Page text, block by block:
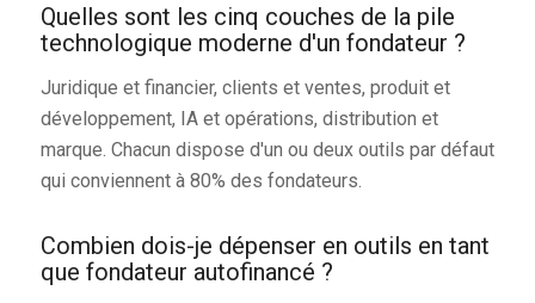
Quelles sont les cinq couches de la pile
technologique moderne d'un fondateur ?
Juridique et financier, clients et ventes, produit et
développement, IA et opérations, distribution et
marque. Chacun dispose d'un ou deux outils par défaut
qui conviennent à 80% des fondateurs.
Combien dois-je dépenser en outils en tant
que fondateur autofinancé ?